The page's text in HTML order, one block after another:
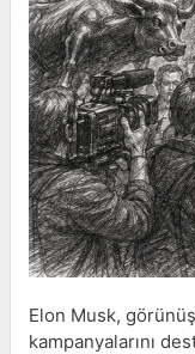
Elon Musk,
kampanyalarını